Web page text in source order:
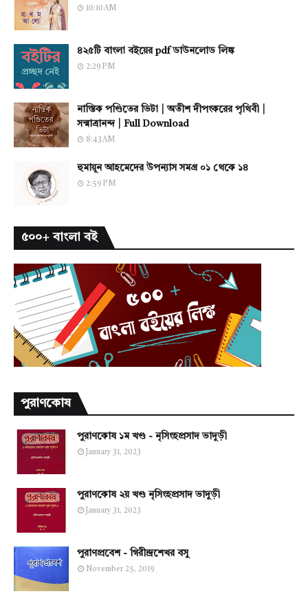
10:10 AM
৪২৫টি বাংলা বইয়ের pdf ডাউনলোড লিঙ্ক
2:29 PM
নাস্তিক পণ্ডিতের ভিটা | অতীশ দীপংকরের পৃথিবী |
সন্মাত্রানন্দ | Full Download
8:43 AM
হুমায়ূন আহমেদের উপন্যাস সমগ্র ০১ থেকে ১৪
2:59 PM
৫০০+ বাংলা বই
পুরাণকোষ
পুরাণকোষ ১ম খণ্ড - নৃসিংহপ্রসাদ ভাদুড়ী
January 31, 2023
পুরাণকোষ ২য় খণ্ড নৃসিংহপ্রসাদ ভাদুড়ী
January 31, 2023
পুরাণপ্রবেশ - গিরীন্দ্রশেখর বসু
November 25, 2019